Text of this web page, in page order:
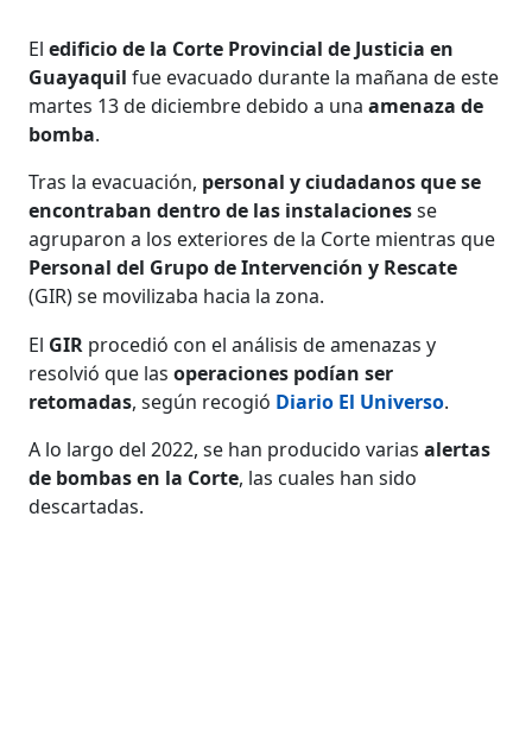
Eledificio de la Corte Provincial de Justicia en
Guayaquilfue evacuado durante la mañana de este
martes 13 de diciembre debido a unaamenaza de
bomba.
Tras la evacuación, personal y ciudadanos que se
encontraban dentro de las instalacionesse
agruparon a los exteriores de la Corte mientras que
Personal del Grupo de Intervención y Rescate
(GIR) se movilizaba hacia la zona.
El GIR procedió con el análisis de amenazas y
resolvió que lasoperaciones podían ser
retomadas, según recogió Diario El Universo.
A lo largo del 2022, se han producido variasalertas
de bombas en la Corte, las cuales han sido
descartadas.